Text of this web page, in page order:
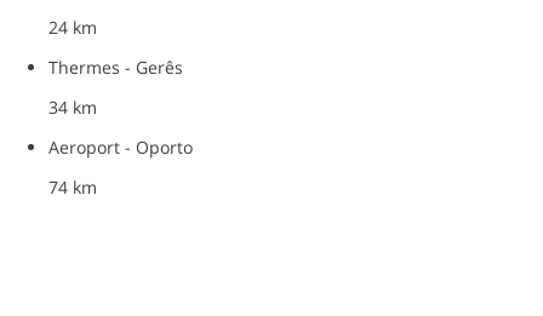
24 km
Thermes - Gerês
34 km
Aeroport - Oporto
74 km